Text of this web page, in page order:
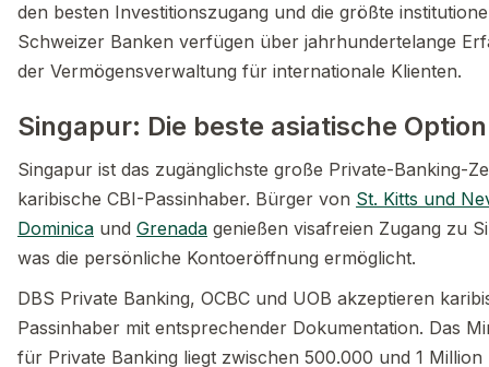
den besten Investitionszugang und die größte
Schweizer Banken verfügen über jahrhundertelange
der Vermögensverwaltung für internationale Klienten.
Singapur: Die beste asiatische Option
Singapur ist das zugänglichste große Private-Banking-
karibische CBI-Passinhaber. Bürger von St. Kitts und
Dominica und Grenada genießen visafreien Zugang zu
was die persönliche Kontoeröffnung ermöglicht.
DBS Private Banking, OCBC und UOB akzeptieren
Passinhaber mit entsprechender Dokumentation. Das
für Private Banking liegt zwischen 500.000 und 1 Million